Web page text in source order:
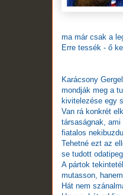
ma már csak a
Erre tessék - ő
Karácsony
mondják meg a
kivitelezése egy
Van rá konkrét
társaságnak,
fiatalos
Tehetné ezt az
se tudott
A pártok
mutasson,
Hát nem